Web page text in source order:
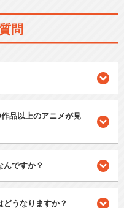
問
品以上のアニメが見
んですか？
うなりますか？